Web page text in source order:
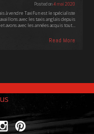
Posted on4 mai 2020
à vendre TaxiFun est le spécialiste
avec les taxis anglais depuis
avons avec les années acquis tout…
Read More